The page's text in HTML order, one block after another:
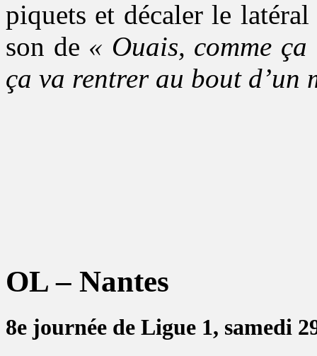
piquets et décaler le
son de « Ouais, comme
ça va rentrer au bout d’un
OL – Nantes
8e journée de Ligue 1, samedi